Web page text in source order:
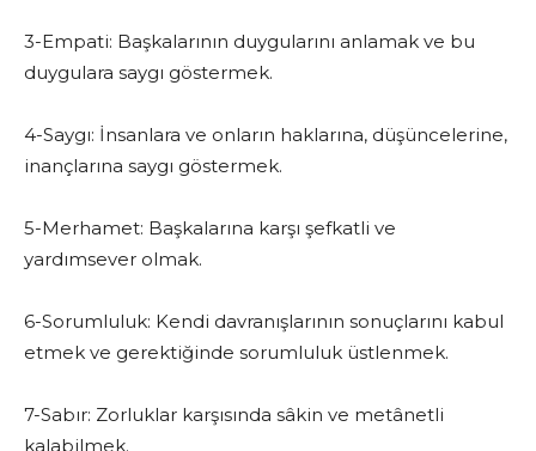
3-Empati: Başkalarının duygularını anlamak ve bu
duygulara saygı göstermek.
4-Saygı: İnsanlara ve onların haklarına, düşüncelerine,
inançlarına saygı göstermek.
5-Merhamet: Başkalarına karşı şefkatli ve
yardımsever olmak.
6-Sorumluluk: Kendi davranışlarının sonuçlarını kabul
etmek ve gerektiğinde sorumluluk üstlenmek.
7-Sabır: Zorluklar karşısında sâkin ve metânetli
kalabilmek.